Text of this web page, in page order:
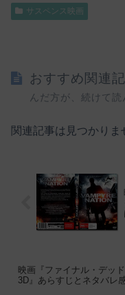
サスペンス映画
おすすめ関連
んだ方が、続けて読
関連記事は見つかりま
映画『ファイナル・デッ
3D』あらすじとネタバレ